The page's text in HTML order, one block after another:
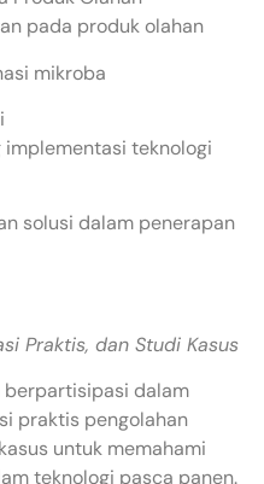
pada produk olahan
mikroba
teknologi
solusi dalam penerapan
Praktis, dan Studi Kasus
berpartisipasi dalam
praktis pengolahan
untuk memahami
teknologi pasca panen.